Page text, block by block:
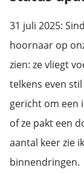
31 juli 2025:
hoornaar op
zien: ze vliegt
telkens even
gericht om een
of ze pakt een
aantal keer zie
binnendringen.